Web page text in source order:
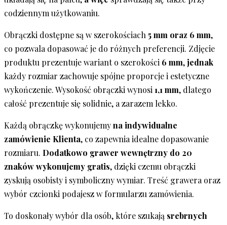
codziennym użytkowaniu.
Obrączki dostępne są w szerokościach 5 mm oraz 6 mm,
co pozwala dopasować je do różnych preferencji. Zdjęcie
produktu prezentuje wariant o szerokości 6 mm,jednak
każdy rozmiar zachowuje spójne proporcje i estetyczne
wykończenie. Wysokość obrączki wynosi 1,1 mm, dlatego
całość prezentuje się solidnie, a zarazem lekko.
Każdą obrączkę wykonujemyna indywidualne
zamówienie Klienta, co zapewnia idealne dopasowanie
rozmiaru. Dodatkowo grawer wewnętrzny do 20
znaków wykonujemy gratis, dzięki czemu obrączki
zyskują osobisty i symboliczny wymiar. Treść grawera oraz
wybór czcionki podajesz w formularzu zamówienia.
To doskonały wybór dla osób, które szukają srebrnych